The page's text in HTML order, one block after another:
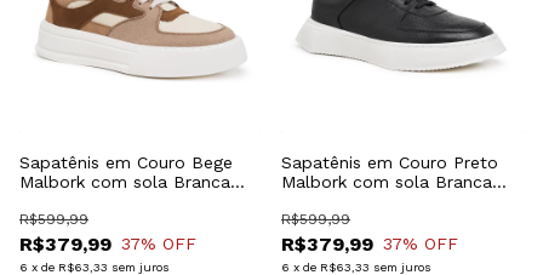
Sapatênis em Couro Bege
Malbork com sola Branca
R$379,99
R$599,99
37% OFF
6 x de R$63,33 sem juros
Sapatênis em Couro Preto
Malbork com sola Branca
R$379,99
R$599,99
37% OFF
6 x de R$63,33 sem juros